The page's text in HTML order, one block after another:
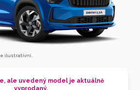
ilustrativní.
ale uvedený model je aktuálně
vyprodaný.